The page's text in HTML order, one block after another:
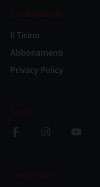
Il settimanale
Il Ticino
Abbonamenti
Privacy Policy
Social
L’editoriale